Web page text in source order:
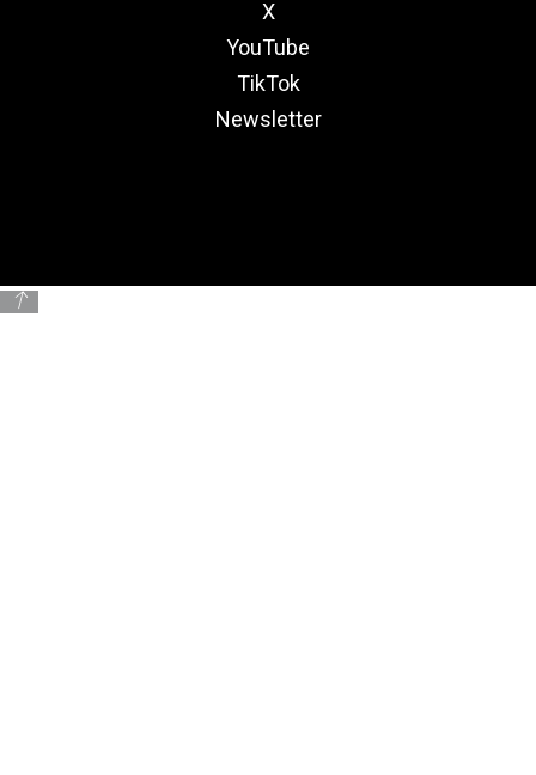
X
YouTube
TikTok
Newsletter